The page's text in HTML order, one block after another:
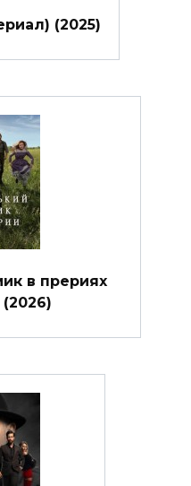
(2025)
в прериях
(2026)